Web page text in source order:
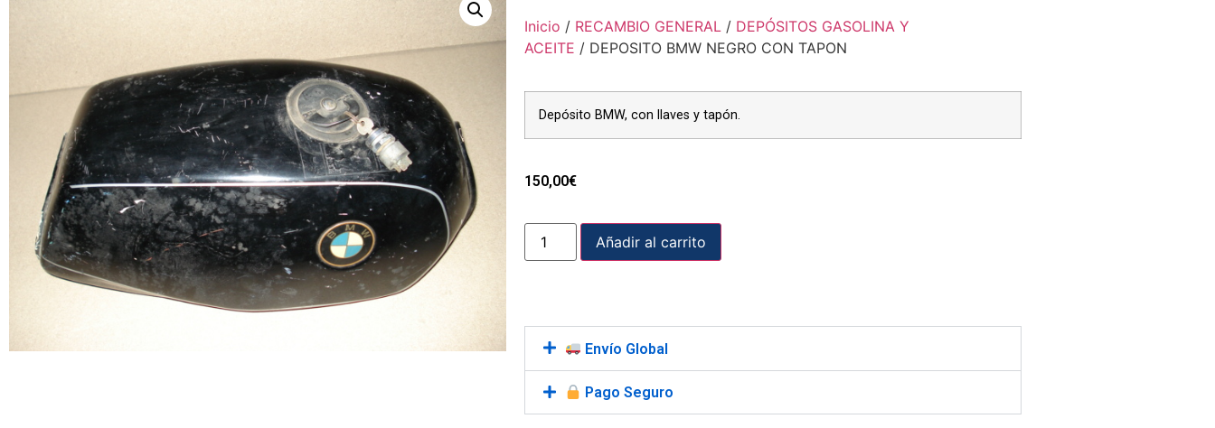
Inicio / RECAMBIO GENERAL / DEPÓSITOS GASOLINA Y
ACEITE / DEPOSITO BMW NEGRO CON TAPON
Depósito BMW, con llaves y tapón.
150,00€
Añadir al carrito
Envío Global
Pago Seguro